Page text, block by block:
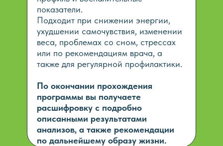
показатели.
Подходит при снижении энергии,
ухудшении самочувствия, изменении
веса, проблемах со сном, стрессах
или по рекомендациям врача, а
также для регулярной профилактики.
По окончании прохождения
программы вы получаете
расшифровку с подробно
описанными результатами
анализов, а также рекомендации
по дальнейшему образу жизни.